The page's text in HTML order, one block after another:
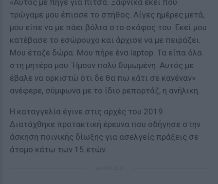
«Αυτός με πήγε για πίτσα. Ξαφνικά εκεί που
τρώγαμε μου έπιασε το στήθος. Λίγες ημέρες μετά,
μου είπε να με πάει βόλτα στο σκάφος του. Εκεί μου
κατέβασε το εσώρουχο και άρχισε να με πειράζει.
Μου έταζε δώρα. Μου πήρε ένα laptop. Τα είπα όλα
στη μητέρα μου. Ήμουν πολύ θυμωμένη. Αυτός με
έβαλε να ορκιστώ ότι δε θα πω κάτι σε κανέναν»
ανέφερε, σύμφωνα με το ίδιο ρεπορτάζ, η ανήλικη.
Η καταγγελία έγινε στις αρχές του 2019.
Διατάχθηκε προτακτική έρευνα που οδήγησε στην
άσκηση ποινικής δίωξης για ασελγείς πράξεις σε
άτομο κάτω των 15 ετών.